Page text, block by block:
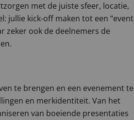
met de juiste sfeer, locatie,
jullie kick-off maken tot een “event
zeker ook de deelnemers de
te brengen en een evenement te
en merkidentiteit. Van het
van boeiende presentaties